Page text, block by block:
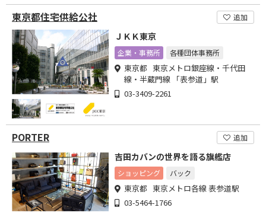
東京都住宅供給公社 追加
ＪＫＫ東京
企業・事務所 各種団体事務所
東京都 東京メトロ銀座線・千代田
線・半蔵門線 「表参道」駅
03-3409-2261
PORTER 追加
吉田カバンの世界を語る旗艦店
ショッピング バック
東京都 東京メトロ各線 表参道駅
03-5464-1766